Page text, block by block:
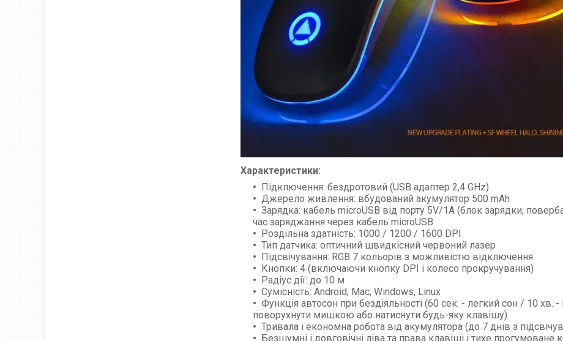
Характеристики:
Підключення: бездротовий (USB адаптер 2,4 GHz)
Джерело живлення: вбудований акумулятор 500 mAh
Зарядка: кабель microUSB від порту 5V/1A (блок зарядки,
час заряджання через кабель microUSB
Роздільна здатність: 1000 / 1200 / 1600 DPI
Тип датчика: оптичний швидкісний червоний лазер
Підсвічування: RGB 7 кольорів з можливістю відключення
Кнопки: 4 (включаючи кнопку DPI і колесо прокручування)
Радіус дії: до 10 м
Сумісність: Android, Mac, Windows, Linux
Функція автосон при бездіяльності (60 сек. - легкий сон / 10
поворухнути мишкою або натиснути будь-яку клавішу)
Тривала і економна робота від акумулятора (до 7 днів з
Безшумні і довговічні ліва та права клавіші і тихе прогумоване